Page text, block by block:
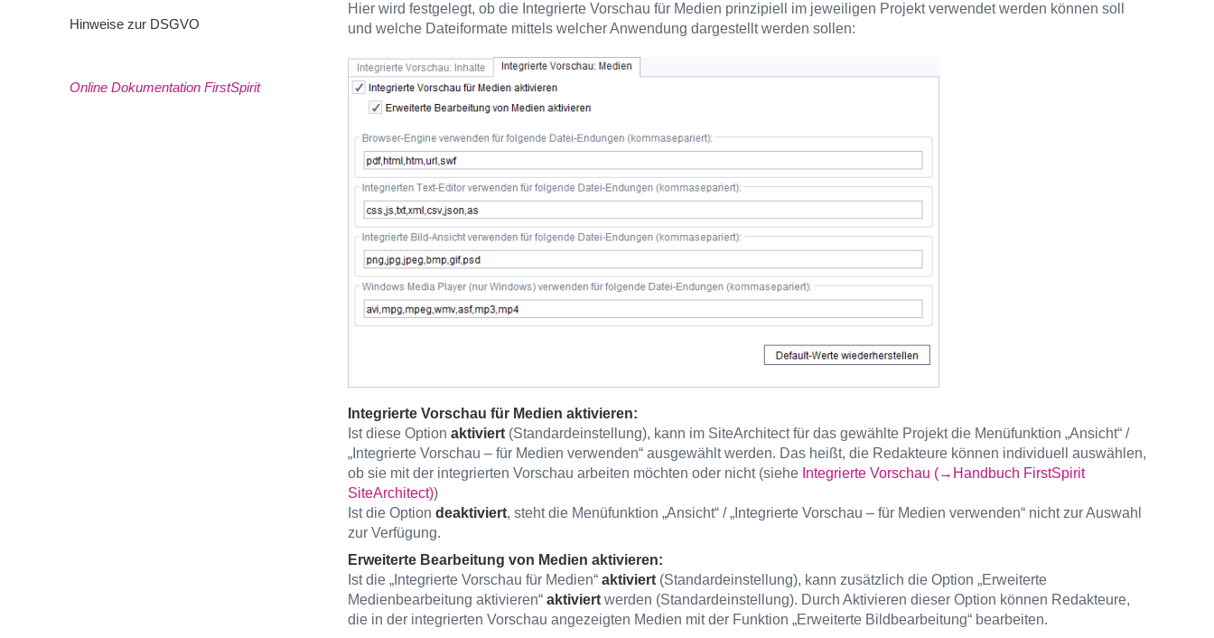
Hinweise zur DSGVO
Online Dokumentation FirstSpirit
Hier wird festgelegt, ob die Integrierte Vorschau für Medien prinzipiell im jeweiligen Projekt verwendet werden können soll
und welche Dateiformate mittels welcher Anwendung dargestellt werden sollen:
Integrierte Vorschau für Medien aktivieren:
Ist diese Option aktiviert(Standardeinstellung), kann im SiteArchitect für das gewählte Projekt die Menüfunktion „Ansicht“ /
„Integrierte Vorschau – für Medien verwenden“ ausgewählt werden. Das heißt, die Redakteure können individuell auswählen,
ob sie mit der integrierten Vorschau arbeiten möchten oder nicht (siehe Integrierte Vorschau (→Handbuch FirstSpirit
SiteArchitect))
Ist die Option deaktiviert, steht die Menüfunktion „Ansicht“ / „Integrierte Vorschau – für Medien verwenden“ nicht zur Auswahl
zur Verfügung.
Erweiterte Bearbeitung von Medien aktivieren:
Ist die „Integrierte Vorschau für Medien“ aktiviert(Standardeinstellung), kann zusätzlich die Option „Erweiterte
Medienbearbeitung aktivieren“ aktiviertwerden (Standardeinstellung). Durch Aktivieren dieser Option können Redakteure,
die in der integrierten Vorschau angezeigten Medien mit der Funktion „Erweiterte Bildbearbeitung“ bearbeiten.